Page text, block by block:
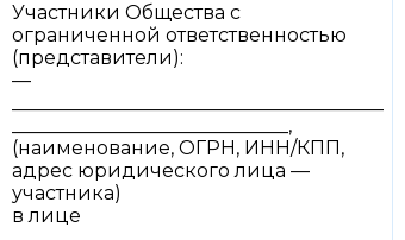
Участники Общества с
ограниченной ответственностью
(представители):
—
_____________________________,
(наименование, ОГРН, ИНН/КПП,
адрес юридического лица —
участника)
в лице